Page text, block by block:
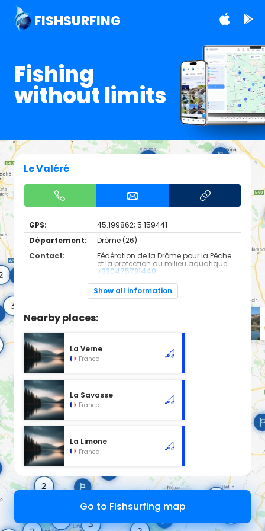
FISHSURFING
Fishing
without limits
Le Valéré
GPS:
45.199862; 5.159441
Département:
Drôme (26)
Contact:
Fédération de la Drôme pour la Pêche
et la protection du milieu aquatique
+330475781440
Truite Fario
Show all information
Nearby places:
La Verne
France
La Savasse
France
La Limone
France
Go to Fishsurfing map